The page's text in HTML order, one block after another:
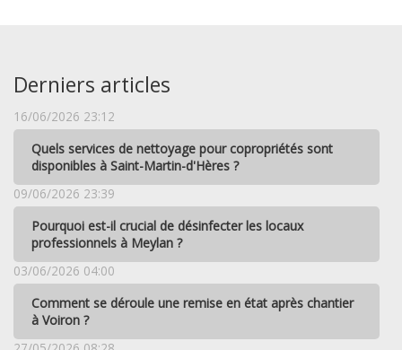
Derniers articles
16/06/2026 23:12
Quels services de nettoyage pour copropriétés sont
disponibles à Saint-Martin-d'Hères ?
09/06/2026 23:39
Pourquoi est-il crucial de désinfecter les locaux
professionnels à Meylan ?
03/06/2026 04:00
Comment se déroule une remise en état après chantier
à Voiron ?